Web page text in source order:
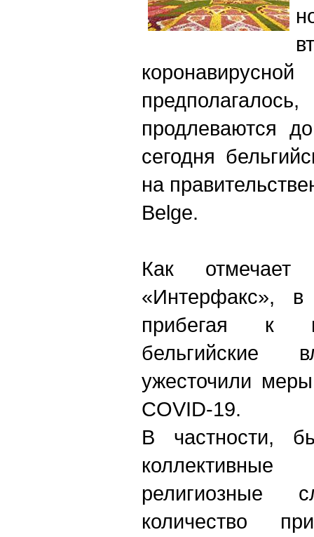
продлеваются
сегодня
на
Belge.
Как
«Интерфакс»,
прибегая к
бельгийские
ужесточили
COVID-19.
В частности,
религиозные
количество